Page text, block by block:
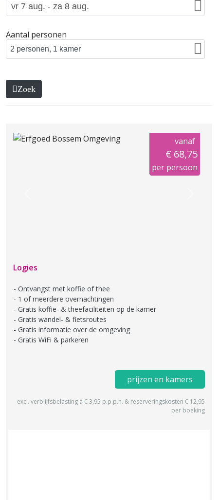
Aantal personen
Zoek
vanaf
€ 68,75
per persoon
Logies
Ontvangst met koffie of thee
1 of meerdere overnachtingen
Gratis koffie- & theefaciliteiten op de kamer
Gratis wandel- & fietsroutes
Gratis informatie over de omgeving
Gratis WiFi & parkeren
prijzen en kamers
excl. verblijfsbelasting à € 3,95 p.p.p.n. & reserveringskosten € 12,95
per boeking